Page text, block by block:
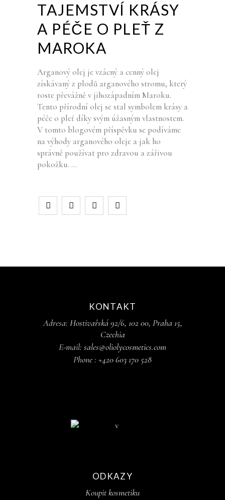
TAJEMSTVÍ KRÁSY
A PÉČE O PLEŤ Z
MAROKA
Arganový olej je vzácný a cenný olej
získávaný z plodů arganového stromu, který
roste převážně v jihozápadním Maroku.
Tento přírodní olej se stal symbolem krásy a
péče o pleť díky svým úžasným vlastnostem.
V tomto blogovém příspěvku se podíváme
na výhody arganového oleje a jak ho
správně používat pro zdravou a zářivou
pokožku.
KONTAKT
Adresa: Hostivařská 92/6, 102 00, Praha 15,
Czechia
E-mail: sales@oliolycosmetics.com
Phone : +420 603 170 528
ODKAZY
Koupit kosmetiku